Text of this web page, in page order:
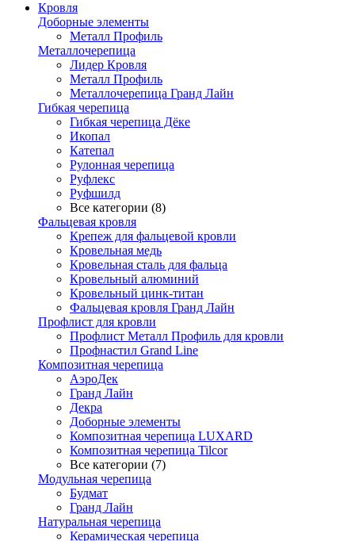
Кровля
Доборные элементы
Металл Профиль
Металлочерепица
Лидер Кровля
Металл Профиль
Металлочерепица Гранд Лайн
Гибкая черепица
Гибкая черепица Дёке
Икопал
Катепал
Рулонная черепица
Руфлекс
Руфшилд
Все категории (8)
Фальцевая кровля
Крепеж для фальцевой кровли
Кровельная медь
Кровельная сталь для фальца
Кровельный алюминий
Кровельный цинк-титан
Фальцевая кровля Гранд Лайн
Профлист для кровли
Профлист Металл Профиль для кровли
Профнастил Grand Line
Композитная черепица
АэроДек
Гранд Лайн
Декра
Доборные элементы
Композитная черепица LUXARD
Композитная черепица Tilcor
Все категории (7)
Модульная черепица
Будмат
Гранд Лайн
Натуральная черепица
Керамическая черепица